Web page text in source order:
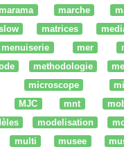
marama marche
matrices
menuiserie mer
methodologie
microscope
MJC mnt
modelisation
multi musee